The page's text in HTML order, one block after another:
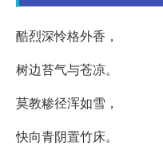
酷烈深怜格外香，
树边苔气与苍凉。
莫教糁径浑如雪，
快向青阴置竹床。